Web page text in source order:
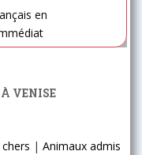
en
À VENISE
| Animaux admis